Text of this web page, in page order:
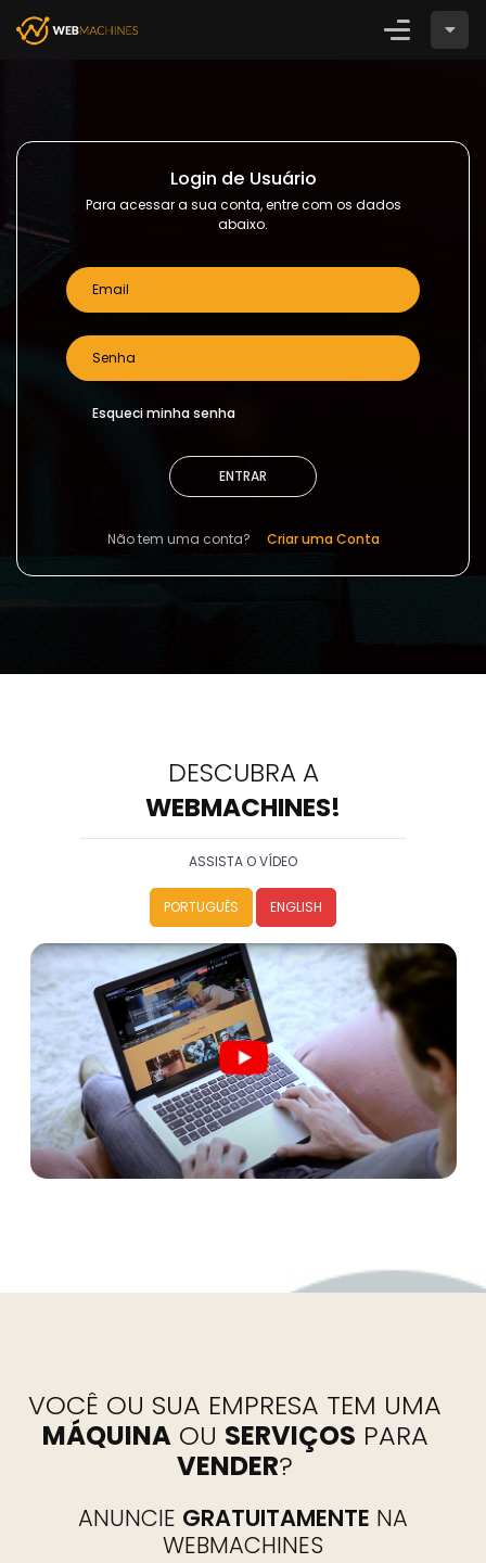
Login de Usuário
Para acessar a sua conta, entre com os dados
abaixo.
Esqueci minha senha
ENTRAR
Não tem uma conta Criar uma Conta
DESCUBRA A
WEBMACHINES!
ASSISTA O VÍDEO
PORTUGUÊS ENGLISH
VOCÊ OU SUA EMPRESA TEM UMA
MÁQUINAOU SERVIÇOS PARA
VENDER
ANUNCIE GRATUITAMENTE NA
WEBMACHINES